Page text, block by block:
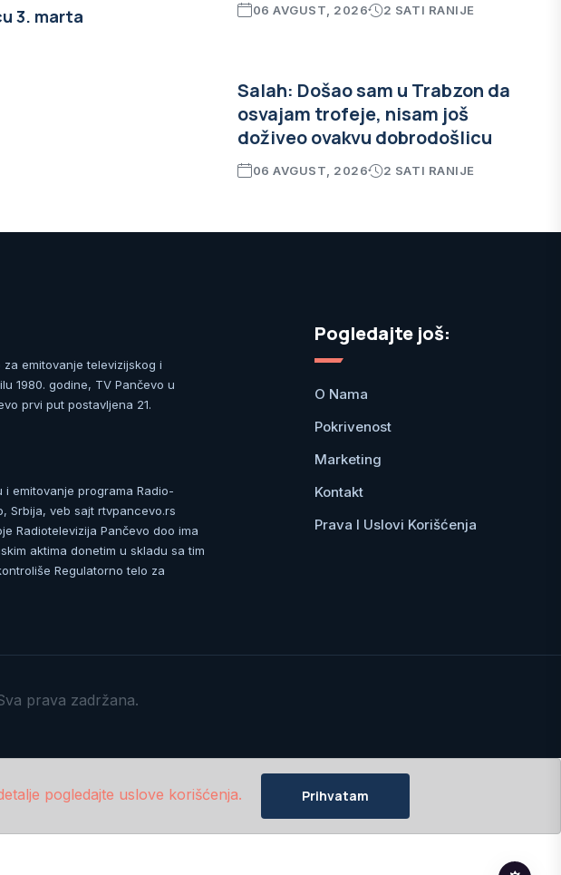
3. marta 06 AVGUST, 2026 2 SATI RANIJE
Salah: Došao sam u Trabzon da
osvajam trofeje, nisam još
doživeo ovakvu dobrodošlicu
06 AVGUST, 2026 2 SATI RANIJE
emitovanje televizijskog i
1980. godine, TV Pančevo u
prvi put postavljena 21.
i emitovanje programa Radio-
Srbija, veb sajt rtvpancevo.rs
Radiotelevizija Pančevo doo ima
aktima donetim u skladu sa tim
Regulatorno telo za
Pogledajte još:
O Nama
Pokrivenost
Marketing
Kontakt
Prava I Uslovi Korišćenja
prava zadržana.
pogledajte uslove korišćenja. Prihvatam